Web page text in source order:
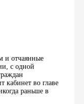
и отчаянные
с одной
кабинет во главе
раньше в